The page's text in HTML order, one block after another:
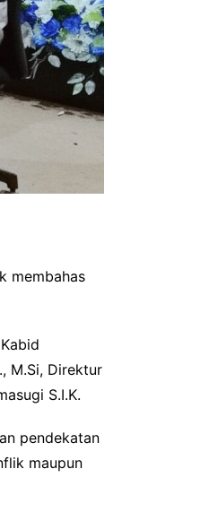
membahas
M.Si, Direktur
S.I.K.
pendekatan
maupun